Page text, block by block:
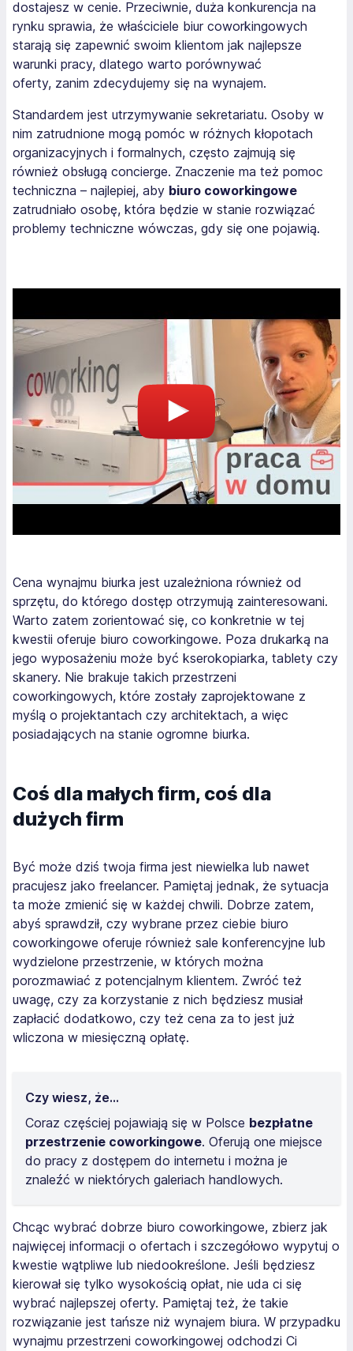
dostajesz w cenie. Przeciwnie, duża konkurencja na
rynku sprawia, że właściciele biur coworkingowych
starają się zapewnić swoim klientom jak najlepsze
warunki pracy, dlatego warto porównywać
oferty, zanim zdecydujemy się na wynajem.
Standardem jest utrzymywanie sekretariatu. Osoby w
nim zatrudnione mogą pomóc w różnych kłopotach
organizacyjnych i formalnych, często zajmują się
również obsługą concierge. Znaczenie ma też pomoc
techniczna – najlepiej, aby biuro coworkingowe
zatrudniało osobę, która będzie w stanie rozwiązać
problemy techniczne wówczas, gdy się one pojawią.
Cena wynajmu biurka jest uzależniona również od
sprzętu, do którego dostęp otrzymują zainteresowani.
Warto zatem zorientować się, co konkretnie w tej
kwestii oferuje biuro coworkingowe. Poza drukarką na
jego wyposażeniu może być kserokopiarka, tablety czy
skanery. Nie brakuje takich przestrzeni
coworkingowych, które zostały zaprojektowane z
myślą o projektantach czy architektach, a więc
posiadających na stanie ogromne biurka.
Coś dla małych firm, coś dla
dużych firm
Być może dziś twoja firma jest niewielka lub nawet
pracujesz jako freelancer. Pamiętaj jednak, że sytuacja
ta może zmienić się w każdej chwili. Dobrze zatem,
abyś sprawdził, czy wybrane przez ciebie biuro
coworkingowe oferuje również sale konferencyjne lub
wydzielone przestrzenie, w których można
porozmawiać z potencjalnym klientem. Zwróć też
uwagę, czy za korzystanie z nich będziesz musiał
zapłacić dodatkowo, czy też cena za to jest już
wliczona w miesięczną opłatę.
Czy wiesz, że...
Coraz częściej pojawiają się w Polsce bezpłatne
przestrzenie coworkingowe. Oferują one miejsce
do pracy z dostępem do internetu i można je
znaleźć w niektórych galeriach handlowych.
Chcąc wybrać dobrze biuro coworkingowe, zbierz jak
najwięcej informacji o ofertach i szczegółowo wypytuj o
kwestie wątpliwe lub niedookreślone. Jeśli będziesz
kierował się tylko wysokością opłat, nie uda ci się
wybrać najlepszej oferty. Pamiętaj też, że takie
rozwiązanie jest tańsze niż wynajem biura. W przypadku
wynajmu przestrzeni coworkingowej odchodzi Ci